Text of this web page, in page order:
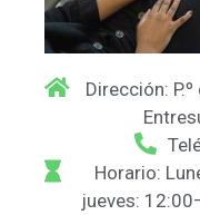
Dirección:
Horario:
jueves: